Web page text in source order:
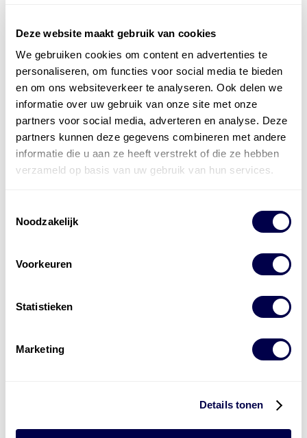
Deze website maakt gebruik van cookies
We gebruiken cookies om content en advertenties te
personaliseren, om functies voor social media te bieden
en om ons websiteverkeer te analyseren. Ook delen we
informatie over uw gebruik van onze site met onze
partners voor social media, adverteren en analyse. Deze
partners kunnen deze gegevens combineren met andere
informatie die u aan ze heeft verstrekt of die ze hebben
verzameld op basis van uw gebruik van hun services.
Noodzakelijk
Voorkeuren
Statistieken
Marketing
Details tonen
Officieel distributeur met Mobil Smeermiddelen
voor alle sectoren
Welke olie heb ik nodig
Alle producten bekijken
ReferentiesKwikfit,Roba ,de Groot